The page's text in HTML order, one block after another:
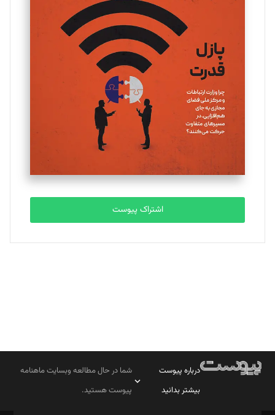
یسنا امان‌پور
تحریریه
ملینا جعفری
تحریریه
مصطفی مسجدی آرانی
تحریریه
بابک نقاش
تحریریه
اشتراک پیوست
درباره پیوست
بیشتر بدانید
شما در حال مطالعه وبسایت ماهنامه
پیوست هستید.